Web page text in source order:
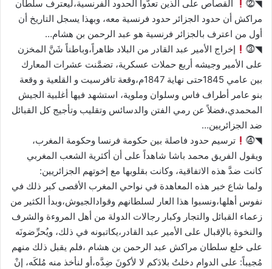
◥⓶
القصاص على الذين تعدَّوا الحدود الفرنسية،ليعترف سلطان
مراكش أن حدود الجزائر حدود فرنسية معه، وبهذا يسجل التاريخ أن
أول من اعترف بالجزائر فرنسية هو عبد الرحمن بن هشام…
◥⓷
إخراج الأمير عبد القادر من البلاد ظاهراً،وباطناً شَنَّ المخزن
على الأمير وجيشه أربع حملات عسكرية، تضمَّنت عشرات المعارك
بين عامي 1845حتى نهاية 1847م،وقعة تافرسيت و القلعية و وقعة
بنو عامر أطراف فاس وسلوان وملوية، استشهد فيها أغلبية الجيش
المحمدي،فضلاً عن رمي الفتن والدسائس وتقليب وتأجيج كل القبائل
ضد الجزائريين…
◥⓸
ترسيم حدود فاصلة بين حكومة فرنسا وحكومة المغرب،
ويقول الفريق محمد باشا شاهداً على أن أكثرية الشعب المغربي
كانت ضدَّ هذه الاتفاقية، وكانت بقلوبها مع إخوتهم الجزائريين:
ولما شاع خبر هذه المعاهدة في نواحي المغرب الأقصى كبر ذلك في
نفوس أهلها،ونسبوا هذا العار لسلطانهم وقوادالجيوش،وبدأ الكثير من
زعماء القبائل والتجار وكبار رجالات الدولة من أهل المروءة والشرف
والنخوة بالإقبال على الأمير عبد القادر،يكاتبونه في ذلك، ويُحرِّضونَه
على خلع سلطان مراكش عبد الرحمن بن هشام ،فلم يقبل ذلك منهم
مُجيباً: على الدوام دخلتُ بلادَكم لا لأكونَ ضِدَّه،أو لنأخذ منه مُلكَه، إنْ